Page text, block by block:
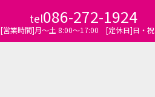
tel086-272-1924
[営業時間]月～土 8:00〜17:00 [定休日]日・祝